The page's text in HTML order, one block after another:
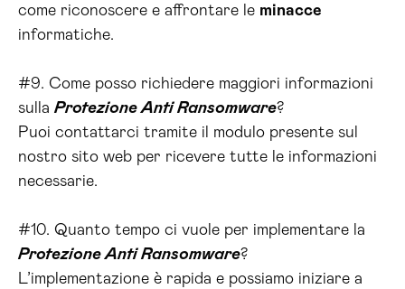
come riconoscere e affrontare le minacce
informatiche.
#9. Come posso richiedere maggiori informazioni
sulla Protezione Anti Ransomware?
Puoi contattarci tramite il modulo presente sul
nostro sito web per ricevere tutte le informazioni
necessarie.
#10. Quanto tempo ci vuole per implementare la
Protezione Anti Ransomware?
L’implementazione è rapida e possiamo iniziare a